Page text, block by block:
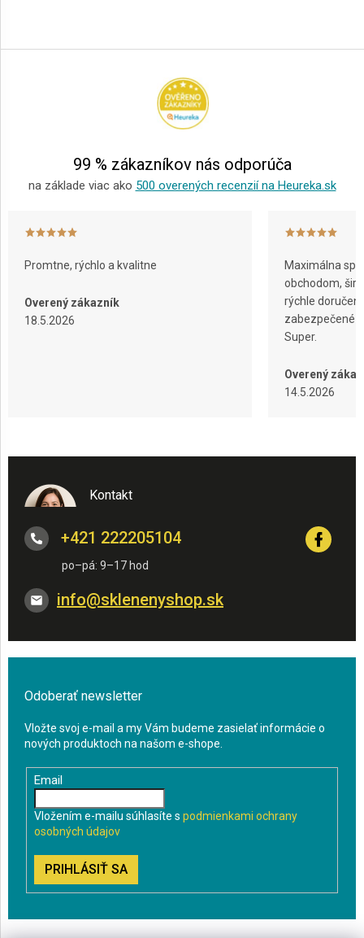
á
99 % zákazníkov nás odporúča
na základe viac ako 500 overených recenzií na Heureka.sk
Promtne, rýchlo a kvalitne
Overený zákazník
18.5.2026
Maximálna
obchodom,
rýchle
zabezpečené
Super.
Overený
14.5.2026
Kontakt
info@sklenenyshop.sk
+421 222205104
Odoberať newsletter
Vložte svoj e-mail a my Vám budeme zasielať informácie o
nových produktoch na našom e-shope.
Email
Vložením e-mailu súhlasíte s podmienkami ochrany
osobných údajov
PRIHLÁSIŤ SA